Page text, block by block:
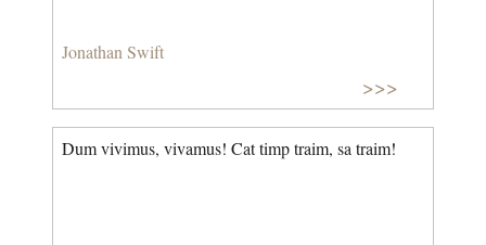
Jonathan Swift
>>>
Dum vivimus, vivamus! Cat timp traim, sa traim!